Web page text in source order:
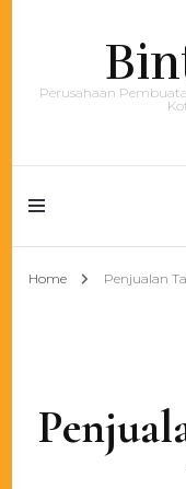
Perusahaan
Home Penjualan